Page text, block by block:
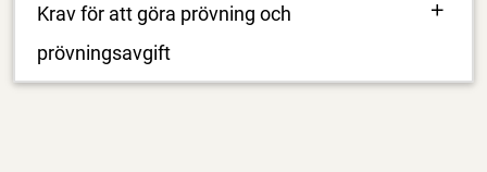
Krav för att göra prövning och
prövningsavgift